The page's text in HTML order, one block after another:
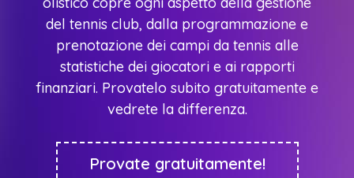
del tennis club, dalla programmazione e
prenotazione dei campi da tennis alle
statistiche dei giocatori e ai rapporti
finanziari. Provatelo subito gratuitamente e
vedrete la differenza.
Provate gratuitamente!